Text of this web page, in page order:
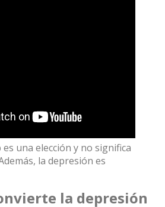
una elección y no significa
la depresión es
la depresión